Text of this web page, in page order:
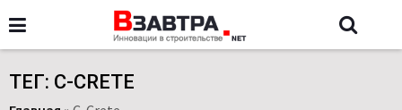
ТЕГ: C-CRETE